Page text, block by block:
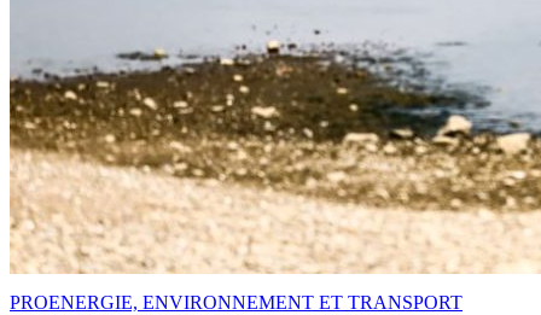
PROENERGIE, ENVIRONNEMENT ET TRANSPORT